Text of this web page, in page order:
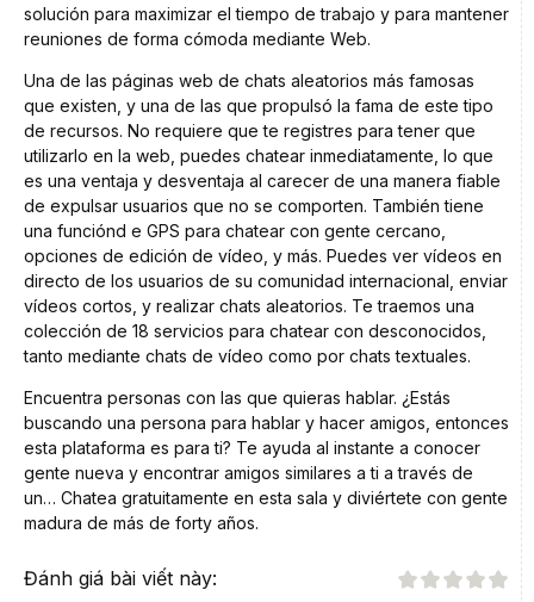
solución para maximizar el tiempo de trabajo y para mantener
reuniones de forma cómoda mediante Web.
Una de las páginas web de chats aleatorios más famosas
que existen, y una de las que propulsó la fama de este tipo
de recursos. No requiere que te registres para tener que
utilizarlo en la web, puedes chatear inmediatamente, lo que
es una ventaja y desventaja al carecer de una manera fiable
de expulsar usuarios que no se comporten. También tiene
una funciónd e GPS para chatear con gente cercano,
opciones de edición de vídeo, y más. Puedes ver vídeos en
directo de los usuarios de su comunidad internacional, enviar
vídeos cortos, y realizar chats aleatorios. Te traemos una
colección de 18 servicios para chatear con desconocidos,
tanto mediante chats de vídeo como por chats textuales.
Encuentra personas con las que quieras hablar. ¿Estás
buscando una persona para hablar y hacer amigos, entonces
esta plataforma es para ti? Te ayuda al instante a conocer
gente nueva y encontrar amigos similares a ti a través de
un… Chatea gratuitamente en esta sala y diviértete con gente
madura de más de forty años.
Đánh giá bài viết này: